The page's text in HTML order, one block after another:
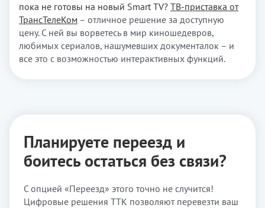
пока не готовы на новый Smart TV? ТВ-приставка от
ТрансТелеКом – отличное решение за доступную
цену. С ней вы ворветесь в мир киношедевров,
любимых сериалов, нашумевших документалок – и
все это с возможностью интерактивных функций.
Планируете переезд и
боитесь остаться без связи?
С опцией «Переезд» этого точно не случится!
Цифровые решения ТТК позволяют перевезти ваш